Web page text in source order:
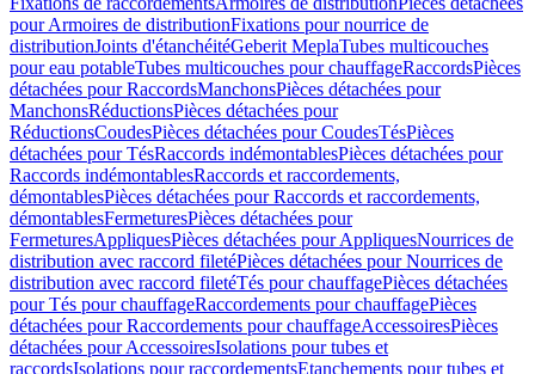
pour Armoires de distributionFixations pour nourrice de
distributionJoints d'étanchéitéGeberit MeplaTubes multicouches
pour eau potableTubes multicouches pour chauffageRaccordsPièces
détachées pour RaccordsManchonsPièces détachées pour
ManchonsRéductionsPièces détachées pour
RéductionsCoudesPièces détachées pour CoudesTésPièces
détachées pour TésRaccords indémontablesPièces détachées pour
Raccords indémontablesRaccords et raccordements,
démontablesPièces détachées pour Raccords et raccordements,
démontablesFermeturesPièces détachées pour
FermeturesAppliquesPièces détachées pour AppliquesNourrices de
distribution avec raccord filetéPièces détachées pour Nourrices de
distribution avec raccord filetéTés pour chauffagePièces détachées
pour Tés pour chauffageRaccordements pour chauffagePièces
détachées pour Raccordements pour chauffageAccessoiresPièces
détachées pour AccessoiresIsolations pour tubes et
raccordsIsolations pour raccordementsEtanchements pour tubes et